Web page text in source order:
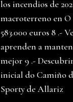
los incendios de
macroterreno en
583.000 euros 8 .-
aprenden a
mejor 9 .-
inicial do Camiño
Sporty de Allariz